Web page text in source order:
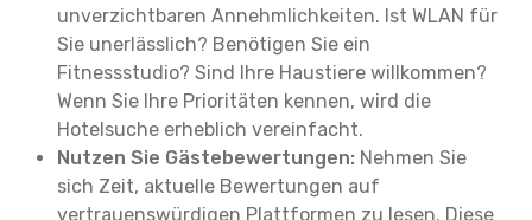
unverzichtbaren Annehmlichkeiten. Ist WLAN für
Sie unerlässlich? Benötigen Sie ein
Fitnessstudio? Sind Ihre Haustiere willkommen?
Wenn Sie Ihre Prioritäten kennen, wird die
Hotelsuche erheblich vereinfacht.
Nutzen Sie Gästebewertungen: Nehmen Sie
sich Zeit, aktuelle Bewertungen auf
vertrauenswürdigen Plattformen zu lesen. Diese